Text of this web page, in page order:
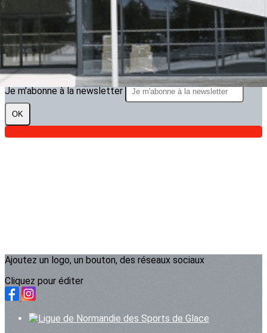
Images de la page d'accueil
Cliquez pour éditer
Texte, bouton et/ou inscription à la newsletter
Cliquez pour éditer
Je m'abonne à la newsletter
OK
Ajoutez un logo, un bouton, des réseaux sociaux
Cliquez pour éditer